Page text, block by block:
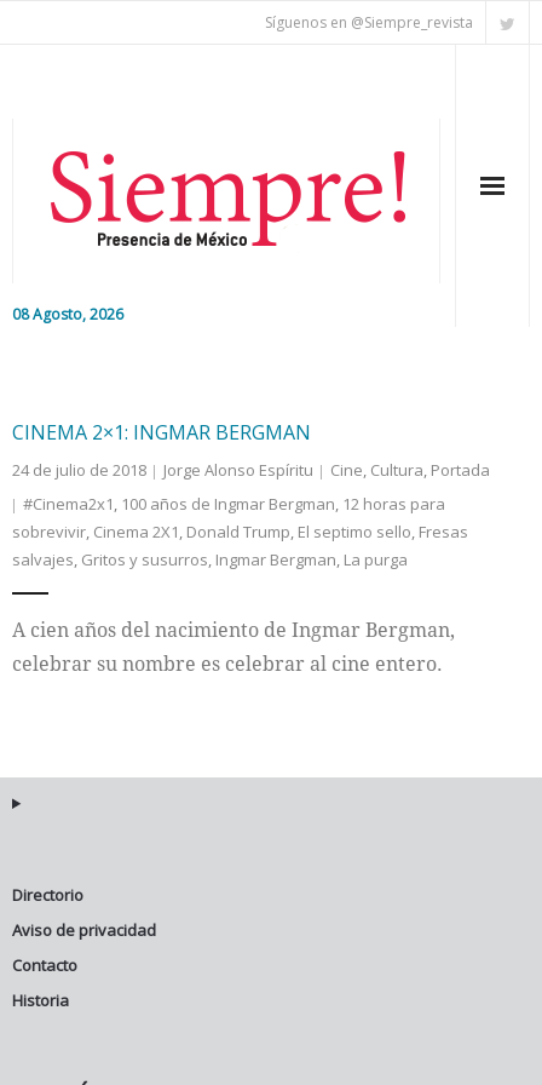
Síguenos en @Siempre_revista
08 Agosto, 2026
Nacional
Colaboradores
Cultura
CINEMA 2×1: INGMAR BERGMAN
24 de julio de 2018 Jorge Alonso Espíritu Cine, Cultura, Portada
#Cinema2x1, 100 años de Ingmar Bergman, 12 horas para
sobrevivir, Cinema 2X1, Donald Trump, El septimo sello, Fresas
salvajes, Gritos y susurros, Ingmar Bergman, La purga
A cien años del nacimiento de Ingmar Bergman,
celebrar su nombre es celebrar al cine entero.
Directorio
Aviso de privacidad
Contacto
Historia